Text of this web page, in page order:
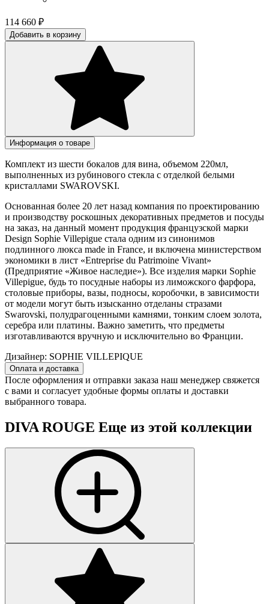
114 660 ₽
Добавить в корзину
Информация о товаре
Комплект из шести бокалов для вина, объемом 220мл,
выполненных из рубинового стекла с отделкой белыми
кристаллами SWAROVSKI.
Основанная более 20 лет назад компания по проектированию
и производству роскошных декоративных предметов и посуды
на заказ, на данный момент продукция французской марки
Design Sophie Villepigue стала одним из синонимов
подлинного люкса made in France, и включена министерством
экономики в лист «Entreprise du Patrimoine Vivant»
(Предприятие «Живое наследие»). Все изделия марки Sophie
Villepigue, будь то посудные наборы из лиможского фарфора,
столовые приборы, вазы, подносы, коробочки, в зависимости
от модели могут быть изысканно отделаны стразами
Swarovski, полудрагоценными камнями, тонким слоем золота,
серебра или платины. Важно заметить, что предметы
изготавливаются вручную и исключительно во Франции.
Дизайнер: SOPHIE VILLEPIQUE
Оплата и доставка
После оформления и отправки заказа наш менеджер свяжется
с вами и согласует удобные формы оплаты и доставки
выбранного товара.
DIVA ROUGE Еще из этой коллекции